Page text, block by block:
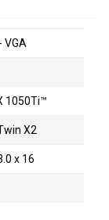
- VGA
1050Ti™
X2
x 16